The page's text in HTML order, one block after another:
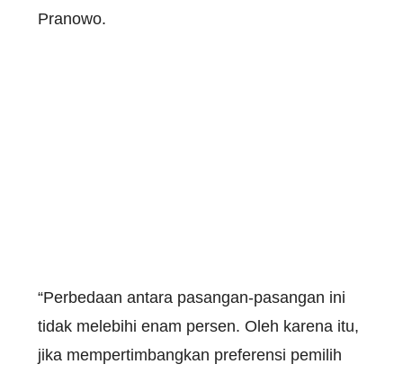
Pranowo.
“Perbedaan antara pasangan-pasangan ini
tidak melebihi enam persen. Oleh karena itu,
jika mempertimbangkan preferensi pemilih